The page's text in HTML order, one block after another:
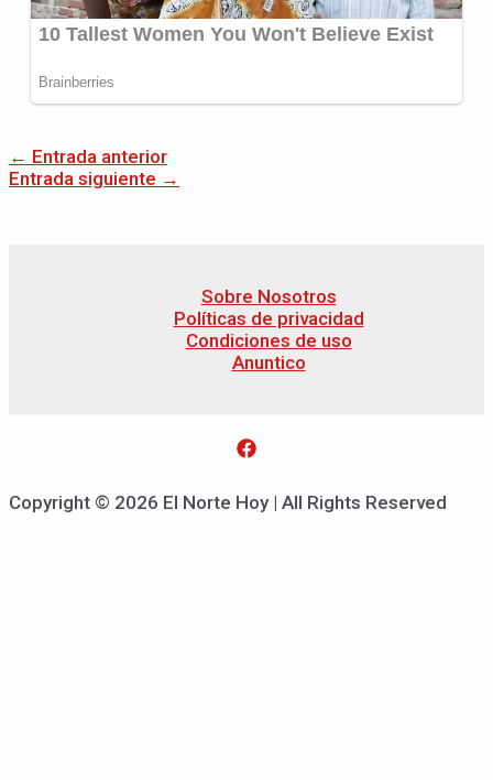
← Entrada anterior
Entrada siguiente →
Sobre Nosotros
Políticas de privacidad
Condiciones de uso
Anuntico
Copyright © 2026 El Norte Hoy | All Rights Reserved